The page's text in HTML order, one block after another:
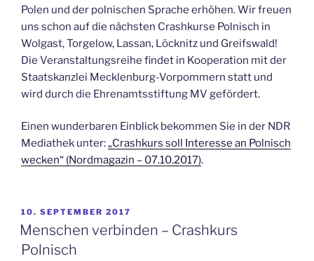
Polen und der polnischen Sprache erhöhen. Wir freuen
uns schon auf die nächsten Crashkurse Polnisch in
Wolgast, Torgelow, Lassan, Löcknitz und Greifswald!
Die Veranstaltungsreihe findet in Kooperation mit der
Staatskanzlei Mecklenburg-Vorpommern statt und
wird durch die Ehrenamtsstiftung MV gefördert.
Einen wunderbaren Einblick bekommen Sie in der NDR
Mediathek unter:„Crashkurs soll Interesse an Polnisch
wecken“ (Nordmagazin – 07.10.2017).
VERÖFFENTLICHT
AM
10. SEPTEMBER 2017
Menschen verbinden – Crashkurs
Polnisch